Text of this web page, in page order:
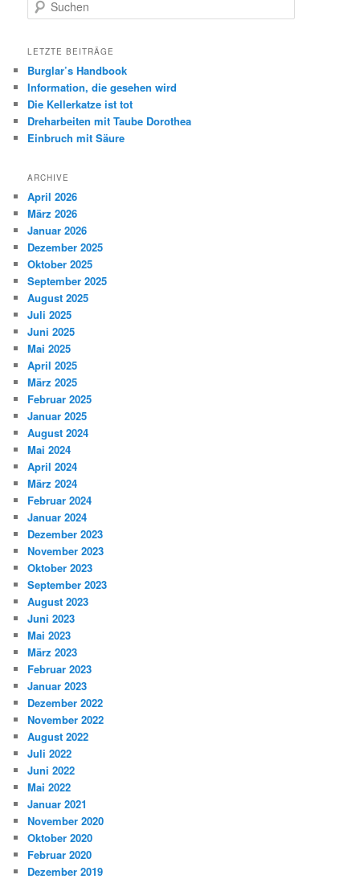
LETZTE BEITRÄGE
Burglar’s Handbook
Information, die gesehen wird
Die Kellerkatze ist tot
Dreharbeiten mit Taube Dorothea
Einbruch mit Säure
ARCHIVE
April 2026
März 2026
Januar 2026
Dezember 2025
Oktober 2025
September 2025
August 2025
Juli 2025
Juni 2025
Mai 2025
April 2025
März 2025
Februar 2025
Januar 2025
August 2024
Mai 2024
April 2024
März 2024
Februar 2024
Januar 2024
Dezember 2023
November 2023
Oktober 2023
September 2023
August 2023
Juni 2023
Mai 2023
März 2023
Februar 2023
Januar 2023
Dezember 2022
November 2022
August 2022
Juli 2022
Juni 2022
Mai 2022
Januar 2021
November 2020
Oktober 2020
Februar 2020
Dezember 2019